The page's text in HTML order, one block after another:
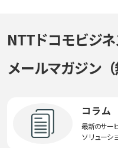
NTTドコモビジ
メールマガジン
コラム
最新のサー
ソリューシ